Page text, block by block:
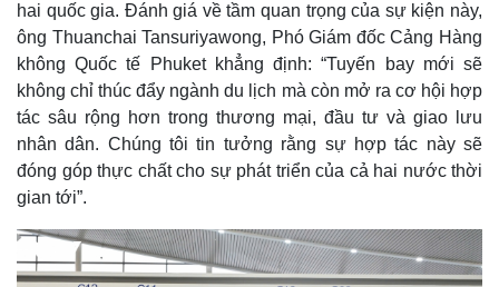
3
.
7
0
a
i
T
i
hai quốc gia. Đánh giá về tầm quan trọng của sự kiện này,
ông Thuanchai Tansuriyawong, Phó Giám đốc Cảng Hàng
không Quốc tế Phuket khẳng định: “Tuyến bay mới sẽ
không chỉ thúc đẩy ngành du lịch mà còn mở ra cơ hội hợp
tác sâu rộng hơn trong thương mại, đầu tư và giao lưu
nhân dân. Chúng tôi tin tưởng rằng sự hợp tác này sẽ
đóng góp thực chất cho sự phát triển của cả hai nước thời
gian tới”.